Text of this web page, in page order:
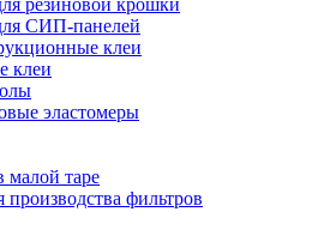
резиновой крошки
СИП-панелей
клеи
клеи
эластомеры
малой таре
фильтров